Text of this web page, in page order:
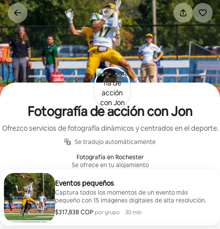
Omite
el
contenido
Fotografía de acción con Jon
Ofrezco servicios de fotografía dinámicos y centrados en el deporte.
Se tradujo automáticamente
Fotografía en Rochester
Se ofrece en tu alojamiento
Eventos pequeños
Captura todos los momentos de un evento más
pequeño con 15 imágenes digitales de alta resolución.
$317,838 COP por grupo
$317,838 COP por grupo
, · 30 min